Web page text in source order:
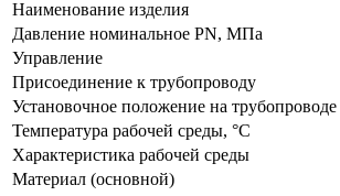
Наименование изделия
Давление номинальное PN, МПа
Управление
Присоединение к трубопроводу
Установочное положение на трубопроводе
Температура рабочей среды, °С
Характеристика рабочей среды
Материал (основной)